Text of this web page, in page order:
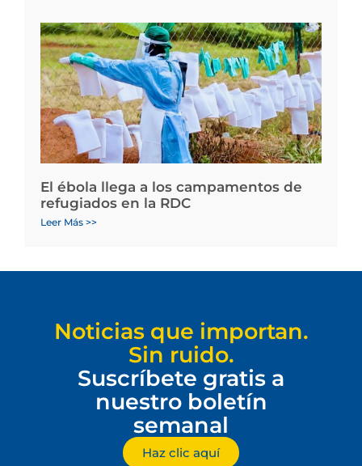
El ébola llega a los campamentos de
refugiados en la RDC
Leer Más >>
Noticias que importan.
Sin ruido.
Suscríbete gratis a
nuestro boletín
semanal
Haz clic aquí